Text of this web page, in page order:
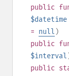
public
$datetime
= null )
public
$interval
public